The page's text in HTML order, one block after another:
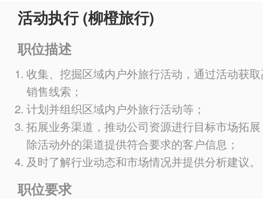
活动执行 (柳橙旅行)
职位描述
收集、挖掘区域内户外旅行活动，通过活动获
销售线索；
计划并组织区域内户外旅行活动等；
拓展业务渠道，推动公司资源进行目标市场拓
除活动外的渠道提供符合要求的客户信息；
及时了解行业动态和市场情况并提供分析建议。
职位要求